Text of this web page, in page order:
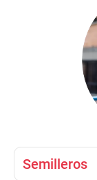
Semilleros